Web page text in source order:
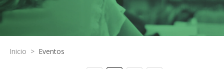
Inicio > Eventos